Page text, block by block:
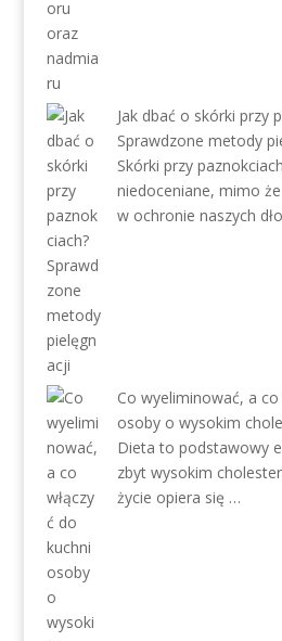
Jak dbać o skórki przy
Sprawdzone metody
Skórki przy
niedoceniane, mimo
w ochronie naszych
Co wyeliminować, a co
osoby o wysokim
Dieta to podstawowy
zbyt wysokim
życie opiera się …